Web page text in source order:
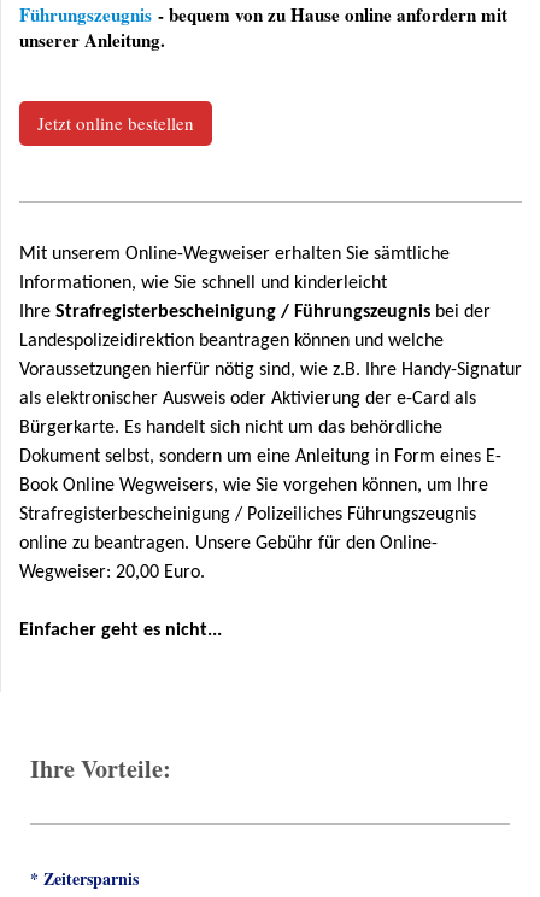
Führungszeugnis - bequem von zu Hause online anfordern mit
unserer Anleitung.
Jetzt online bestellen
Mit unserem Online-Wegweiser erhalten Sie sämtliche
Informationen, wie Sie schnell und kinderleicht
Ihre Strafregisterbescheinigung / Führungszeugnis bei der
Landespolizeidirektion beantragen können und welche
Voraussetzungen hierfür nötig sind, wie z.B. Ihre Handy-Signatur
als elektronischer Ausweis oder Aktivierung der e-Card als
Bürgerkarte. Es handelt sich nicht um das behördliche
Dokument selbst, sondern um eine Anleitung in Form eines E-
Book Online Wegweisers, wie Sie vorgehen können, um Ihre
Strafregisterbescheinigung / Polizeiliches Führungszeugnis
online zu beantragen. Unsere Gebühr für den Online-
Wegweiser: 20,00 Euro.
Einfacher geht es nicht...
Ihre Vorteile:
* Zeitersparnis